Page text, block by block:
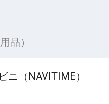
品）
ニ（NAVITIME）